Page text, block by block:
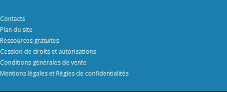
Contacts
Plan du site
Ressources gratuites
Cession de droits et autorisations
Conditions générales de vente
Mentions légales et Règles de confidentialités